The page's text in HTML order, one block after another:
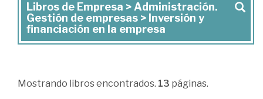
Libros
de
Empresa
Administración.
Libros de Empresa > Administración.
Gestión de empresas > Inversión y
financiación en la empresa
Mostrando libros encontrados. 13 páginas.